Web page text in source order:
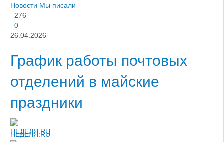
Новости Мы писали
276
0
26.04.2026
График работы почтовых
отделений в майские
праздники
НЕДЕЛЯ.RU